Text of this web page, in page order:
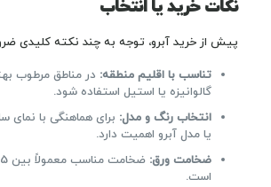
نکات خرید یا انتخاب
پیش از خرید آبرو، توجه به چند نکته کلیدی
تناسب با اقلیم منطقه: در مناطق مرطوب
گالوانیزه یا استیل استفاده شود.
انتخاب رنگ و مدل: برای هماهنگی با نمای
یا مدل آبرو اهمیت دارد.
ضخامت ورق:
است.